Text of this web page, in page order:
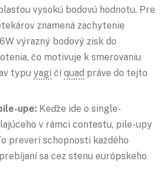
vysokú bodovú hodnotu. Pre
znamená zachytenie
výrazný bodový zisk do
čo motivuje k smerovaniu
typu yagi či quad práve do tejto
upe: Keďže ide o single-
v rámci contestu, pile-upy
preverí schopnosti každého
sa cez stenu európskeho